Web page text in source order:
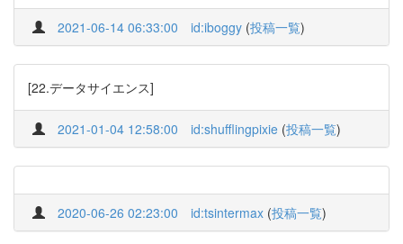
2021-06-14 06:33:00 id:iboggy (投稿一覧)
[22.データサイエンス]
2021-01-04 12:58:00 id:shufflingpixie (投稿一覧)
2020-06-26 02:23:00 id:tsintermax (投稿一覧)